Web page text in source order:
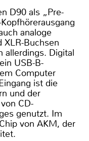
D90 als „Pre-
analoge
XLR-Buchsen
allerdings. Digital
USB-B-
Computer
ist die
und der
CD-
genutzt. Im
von AKM, der